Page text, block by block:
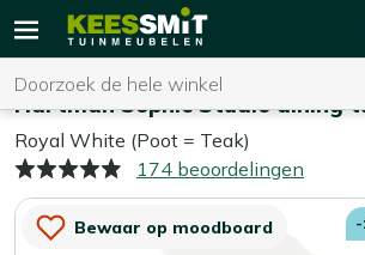
Kees
Tuinmeubelen
U heeft geen product(en) in uw
15% kassakorting op de
Hartman Sophie Studio dining
Royal White (Poot = Teak)
174 beoordelingen
Bewaar op moodboard